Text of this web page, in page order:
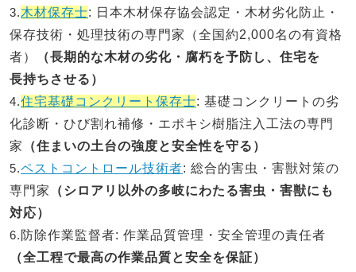
3.木材保存士: 日本木材保存協会認定・木材劣化防止・
保存技術・処理技術の専門家（全国約2,000名の有資格
者）
（長期的な木材の劣化・腐朽を予防し、住宅を
長持ちさせる）
4.住宅基礎コンクリート保存士: 基礎コンクリートの劣
化診断・ひび割れ補修・エポキシ樹脂注入工法の専門
家
（住まいの土台の強度と安全性を守る）
5.ペストコントロール技術者: 総合的害虫・害獣対策の
専門家
（シロアリ以外の多岐にわたる害虫・害獣にも
対応）
6. 防除作業監督者: 作業品質管理・安全管理の責任者
（全工程で最高の作業品質と安全を保証）